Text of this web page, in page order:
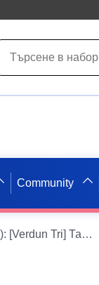
Community
Услуга за директно изтегляне на набор от данни (WFS): [Verdun Tri] Таблица на хомогенните области, описваща вид икономическа дейност във връзка с ВНВ. Услуга за директно изтегляне на набор от данни (WFS): [Verdun Tri] Таблица на хомогенните области, описваща вид икономическа дейност във връзка с ВНВ.